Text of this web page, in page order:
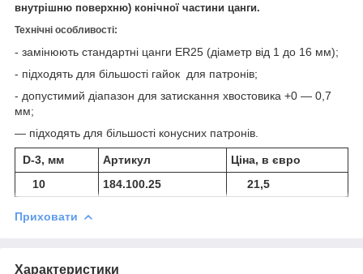
внутрішню поверхню) конічної частини цанги.
Технічні особливості:
- замінюють стандартні цанги ER25 (діаметр від 1 до 16 мм);
- підходять для більшості гайок для патронів;
- допустимий діапазон для затискання хвостовика +0 — 0,7
мм;
— підходять для більшості конусних патронів.
D-3, мм Артикул
Ціна, в євро
10
184.100.25 21,5
Приховати
Характеристики